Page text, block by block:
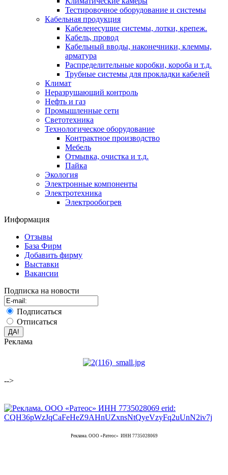
Тестировочное оборудование и системы
Кабельная продукция
Кабеленесущие системы, лотки, крепеж.
Кабель, провод
Кабельный вводы, наконечники, клеммы,
арматура
Распределительные коробки, короба и т.д.
Трубные системы для прокладки кабелей
Климат
Неразрушающий контроль
Нефть и газ
Промышленные сети
Светотехника
Технологическое оборудование
Контрактное производство
Мебель
Отмывка, очистка и т.д.
Пайка
Экология
Электронные компоненты
Электротехника
Электрообогрев
Информация
Отзывы
База Фирм
Добавить фирму
Выставки
Вакансии
Подписка на новости
Подписаться
Отписаться
Реклама
-->
Реклама. ООО «Ратеос» ИНН 7735028069